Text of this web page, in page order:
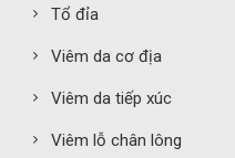
Tổ đỉa
Viêm da cơ địa
Viêm da tiếp xúc
Viêm lỗ chân lông